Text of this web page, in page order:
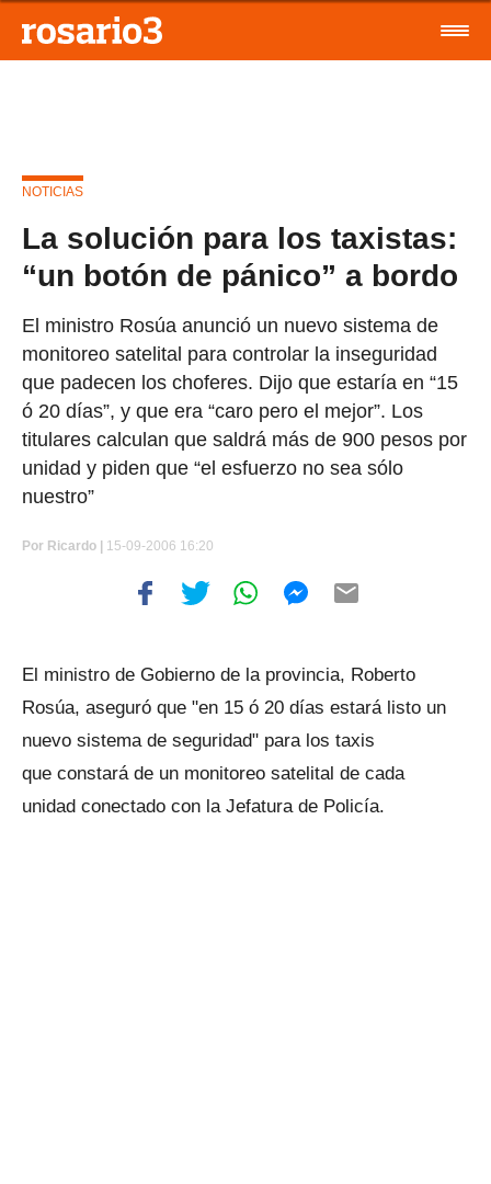
NOTICIAS
La solución para los taxistas:
“un botón de pánico” a bordo
El ministro Rosúa anunció un nuevo sistema de
monitoreo satelital para controlar la inseguridad
que padecen los choferes. Dijo que estaría en “15
ó 20 días”, y que era “caro pero el mejor”. Los
titulares calculan que saldrá más de 900 pesos por
unidad y piden que “el esfuerzo no sea sólo
nuestro”
Por Ricardo | 15-09-2006 16:20
El ministro de Gobierno de la provincia, Roberto
Rosúa, aseguró que "en 15 ó 20 días estará listo un
nuevo sistema de seguridad" para los taxis
que constará de un monitoreo satelital de cada
unidad conectado con la Jefatura de Policía.